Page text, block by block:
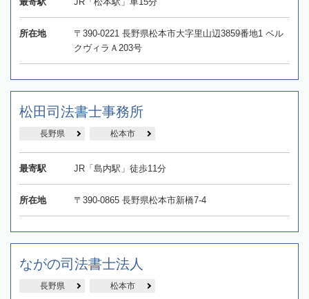
所在地
〒390-0221 長野県松本市大字里山辺3859番地1 ベル
クヴィラＡ203号
松田司法書士事務所
長野県 松本市
最寄駅 JR「島内駅」徒歩11分
所在地 〒390-0865 長野県松本市新橋7-4
ながの司法書士法人
長野県 松本市